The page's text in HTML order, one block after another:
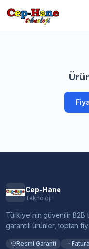
Cep-Hane
Teknoloji
Türkiye'nin güvenilir B2B
garantili ürünler, toptan
Resmi Garanti